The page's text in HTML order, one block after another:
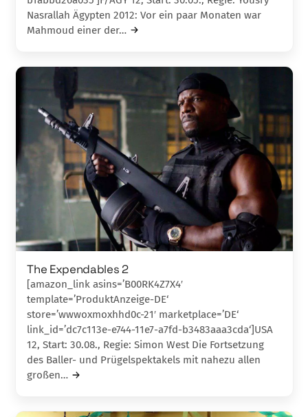
Nasrallah Ägypten 2012: Vor ein paar Monaten war
Mahmoud einer der…
The Expendables 2
[amazon_link asins=’B00RK4Z7X4′
template=’ProduktAnzeige-DE‘
store=’wwwoxmoxhhd0c-21′ marketplace=’DE‘
link_id=’dc7c113e-e744-11e7-a7fd-b3483aaa3cda‘]USA
12, Start: 30.08., Regie: Simon West Die Fortsetzung
des Baller- und Prügel­spektakels mit nahezu allen
großen…